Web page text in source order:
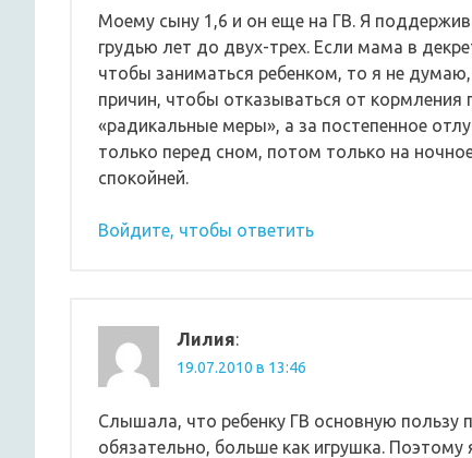
Моему сыну 1,6 и он еще на ГВ. Я
грудью лет до двух-трех. Если мама в
чтобы заниматься ребенком, то я не
причин, чтобы отказываться от кормления
«радикальные меры», а за постепенное
только перед сном, потом только на
спокойней.
Войдите, чтобы ответить
Лилия:
19.07.2010 в 13:46
Слышала, что ребенку ГВ основную пользу
обязательно, больше как игрушка.